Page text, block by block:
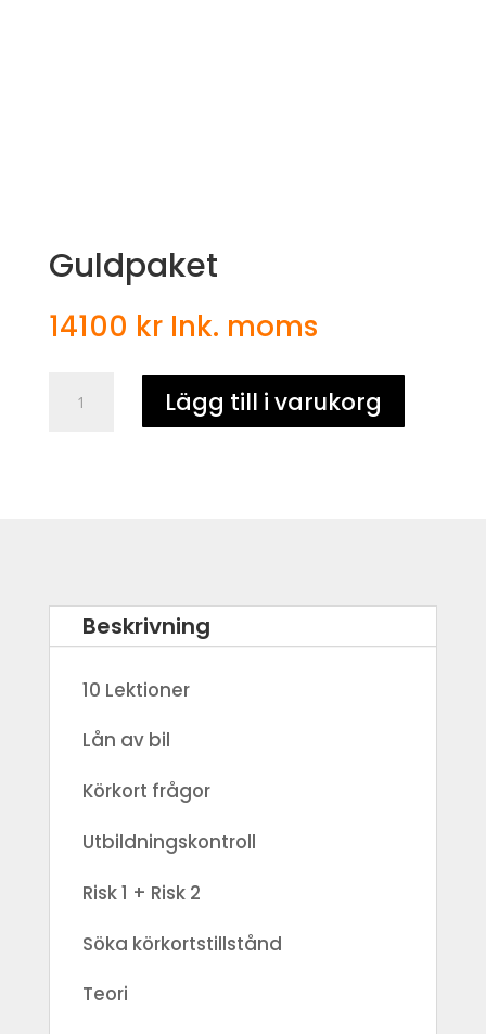
Guldpaket
14100 kr Ink. moms
mängd
Lägg till i varukorg
Beskrivning
10 Lektioner
Lån av bil
Körkort frågor
Utbildningskontroll
Risk 1 + Risk 2
Söka körkortstillstånd
Teori